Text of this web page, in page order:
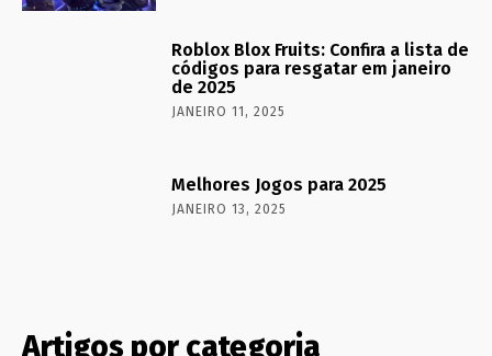
Roblox Blox Fruits: Confira a lista de
códigos para resgatar em janeiro
de 2025
JANEIRO 11, 2025
Melhores Jogos para 2025
JANEIRO 13, 2025
Artigos por categoria